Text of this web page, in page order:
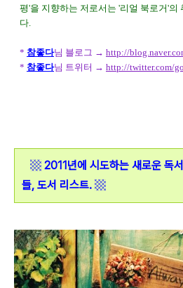
평'을 지향하는 저로서는 '리얼 북로거'
다.
* 참좋다님 블로그 → http://
* 참좋다님 트위터 → http://twitter.com/
▩ 2011년에 시도하는 새로운 독
들, 도서 리스트. ▩